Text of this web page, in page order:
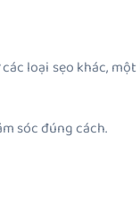
loại sẹo khác,
sóc đúng cách.